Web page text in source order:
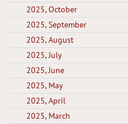
2025, October
2025, September
2025, August
2025, July
2025, June
2025, May
2025, April
2025, March